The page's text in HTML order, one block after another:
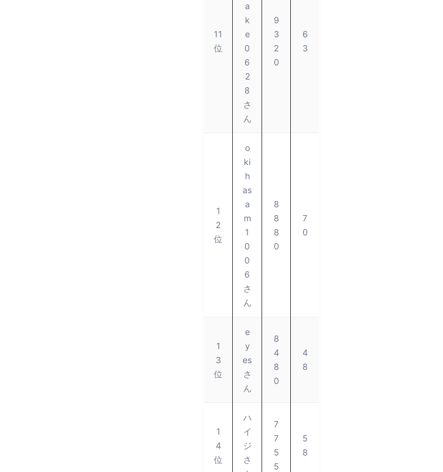
11
位
a
k
e
0
6
2
8
さ
ん
9
3
2
0
6
3
1
2
位
o
ki
h
as
a
m
1
0
0
6
さ
ん
8
8
8
0
7
0
1
3
位
e
y
es
さ
ん
8
4
8
0
4
8
1
4
位
ハ
イ
ジ
さ
7
7
5
5
5
8